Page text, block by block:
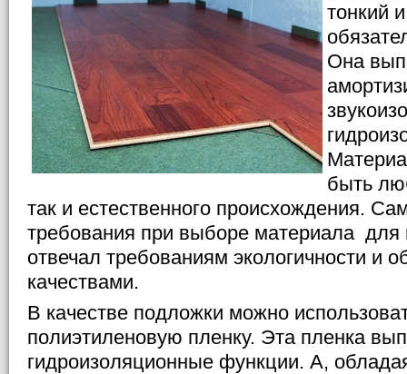
тонкий
Она
быть
так и естественного происхождения.
требования при выборе материала для
отвечал требованиям экологичности и
качествами.
В качестве подложки можно
полиэтиленовую пленку. Эта пленка
гидроизоляционные функции. А,